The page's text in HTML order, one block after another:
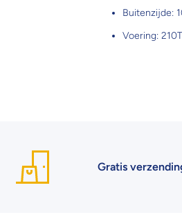
Buitenzijde:
Voering:
Gratis verzending